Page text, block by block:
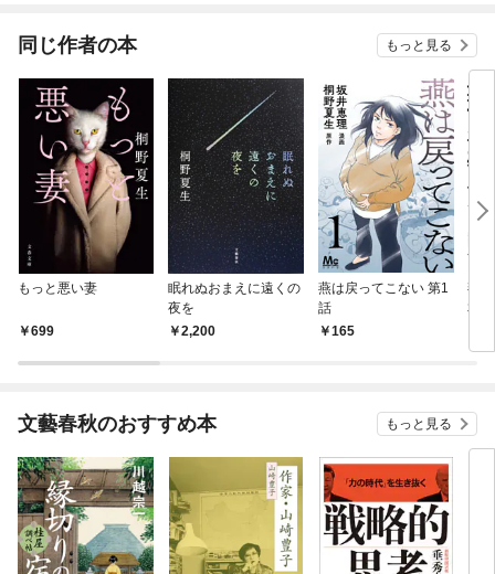
同じ作者の本 もっと見る
もっと悪い妻
699
眠れぬおまえに遠くの
夜を
2,200
燕は戻ってこない 第1
話
165
燕
本
文藝春秋のおすすめ本 もっと見る